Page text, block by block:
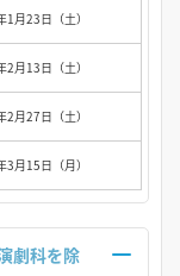
1月23日（土）
2月13日（土）
2月27日（土）
3月15日（月）
劇科を除